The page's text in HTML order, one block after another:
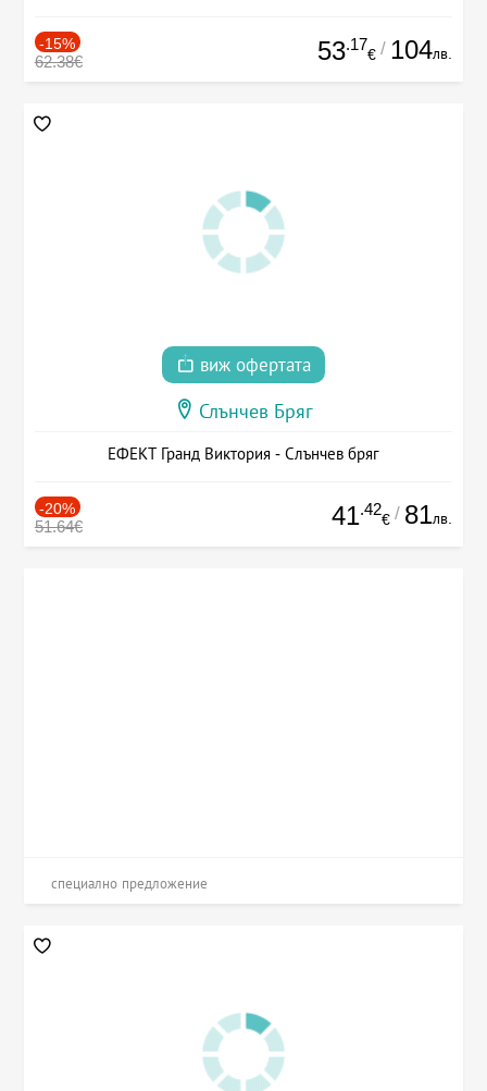
-15%
62.38€ 53.17
€ / 104лв.
виж офертата
Слънчев Бряг
ЕФЕКТ Гранд Виктория - Слънчев бряг
-20%
51.64€ 41.42
€ / 81лв.
специално предложение